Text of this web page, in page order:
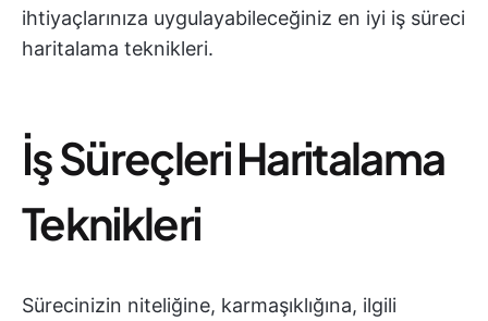
ihtiyaçlarınıza uygulayabileceğiniz en iyi iş süreci
haritalama teknikleri.
İş Süreçleri Haritalama
Teknikleri
Sürecinizin niteliğine, karmaşıklığına, ilgili